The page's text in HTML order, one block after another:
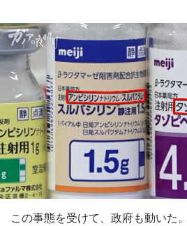
この事態を受けて、政府も動いた